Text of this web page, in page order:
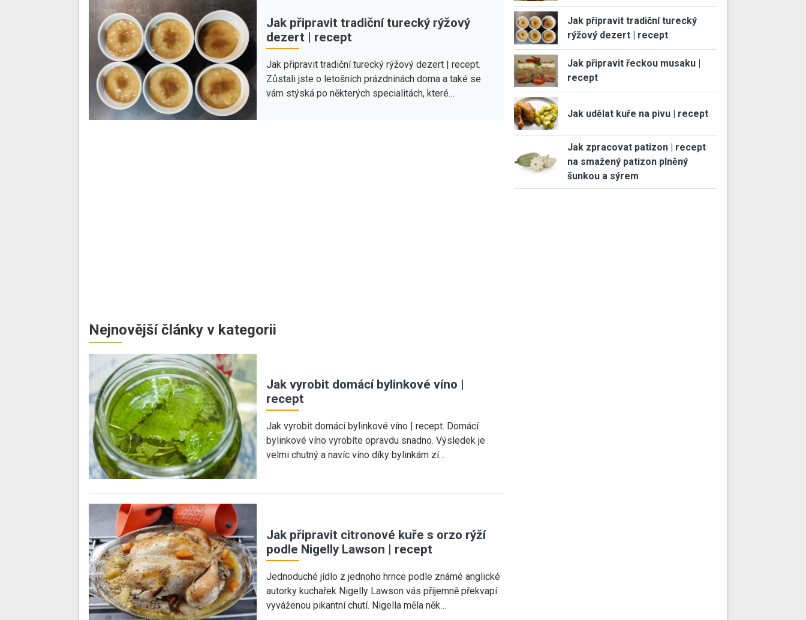
Jak připravit tradiční turecký rýžový
dezert | recept
Jak připravit tradiční turecký rýžový dezert | recept.
Zůstali jste o letošních prázdninách doma a také se
vám stýská po některých specialitách, které…
Nejnovější články v kategorii
Jak vyrobit domácí bylinkové víno |
recept
Jak vyrobit domácí bylinkové víno | recept. Domácí
bylinkové víno vyrobíte opravdu snadno. Výsledek je
velmi chutný a navíc víno díky bylinkám zí…
Jak připravit citronové kuře s orzo rýží
podle Nigelly Lawson | recept
Jednoduché jídlo z jednoho hrnce podle známé anglické
autorky kuchařek Nigelly Lawson vás příjemně překvapí
vyváženou pikantní chutí. Nigella měla něk…
Jak připravit tradiční turecký
rýžový dezert | recept
Jak připravit řeckou musaku |
recept
Jak udělat kuře na pivu | recept
Jak zpracovat patizon | recept
na smažený patizon plněný
šunkou a sýrem